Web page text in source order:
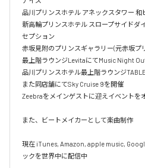
品川プリンスホテル アネックスタワー 和
新高輪プリンスホテル スロープサイドダ
セプション
赤坂見附のプリンスギャラリー(元赤坂プ
最上階ラウンジLevitaにてMusic Night
品川プリンスホテル最上階ラウンジ
また同店舗にてSky Cruise 9を開催
Zeebraをメインゲストに迎えイベントを
また、ビートメイカーとして楽曲制作
現在 iTunes, Amazon, apple music,
ックを世界中に配信中